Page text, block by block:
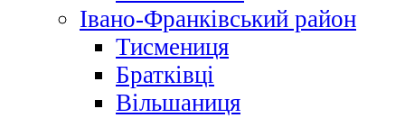
Івано-Франківський район
Тисмениця
Братківці
Вільшаниця